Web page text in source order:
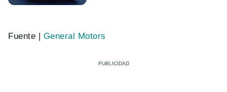
Fuente | General Motors